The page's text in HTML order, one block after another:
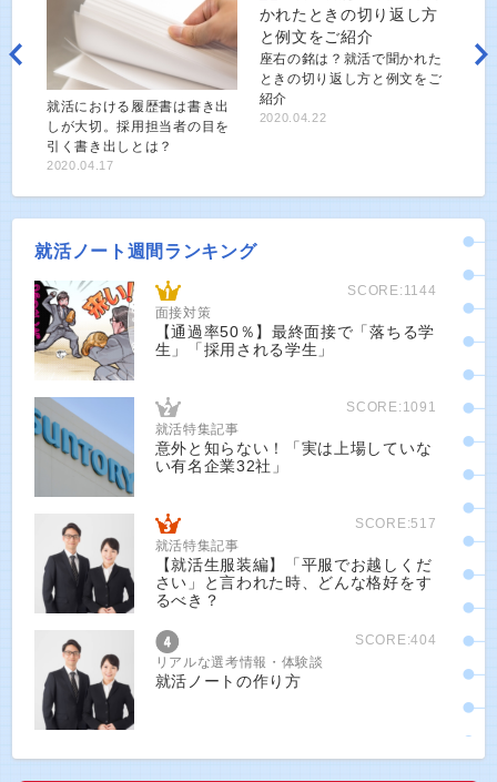
就活における履歴書は書き出
しが大切。採用担当者の目を
引く書き出しとは？
2020.04.17
座右の銘は？就活で聞かれた
ときの切り返し方と例文をご
紹介
2020.04.22
就活ノート週間ランキング
SCORE:1144
面接対策
【通過率50％】最終面接で「落ちる学
生」「採用される学生」
SCORE:1091
就活特集記事
意外と知らない！「実は上場していな
い有名企業32社」
SCORE:517
就活特集記事
【就活生服装編】「平服でお越しくだ
さい」と言われた時、どんな格好をす
るべき？
SCORE:404
リアルな選考情報・体験談
就活ノートの作り方